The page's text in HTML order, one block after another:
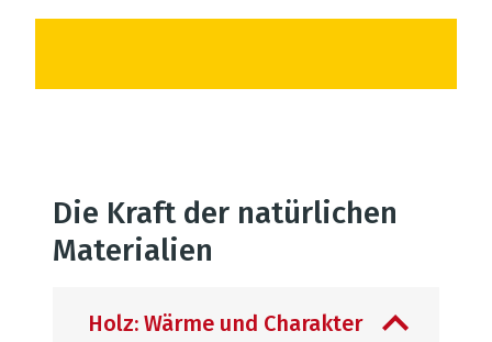
Die Kraft der natürlichen
Materialien
Holz: Wärme und Charakter